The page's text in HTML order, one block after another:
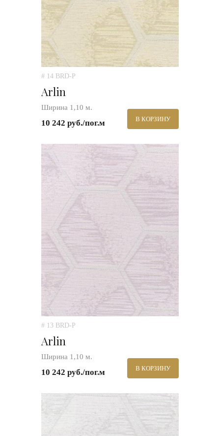
# 14 BRD-P
Arlin
Ширина 1,10 м.
10 242 руб./пог.м В КОРЗИНУ
# 13 BRD-P
Arlin
Ширина 1,10 м.
10 242 руб./пог.м В КОРЗИНУ